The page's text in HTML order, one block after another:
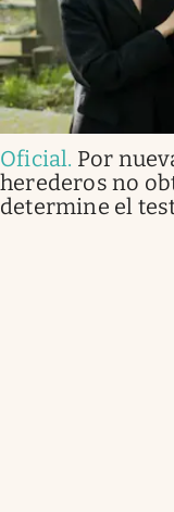
Oficial. Por
herederos no
determine el